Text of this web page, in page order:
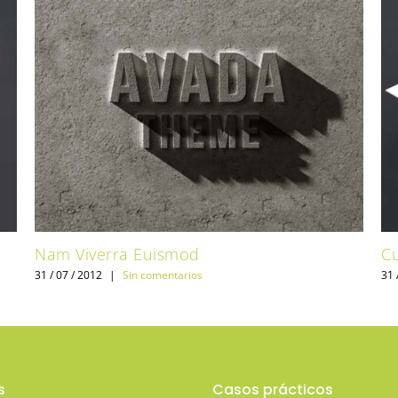
Nam Viverra Euismod
31 / 07 / 2012 | Sin comentarios 31
Casos prácticos